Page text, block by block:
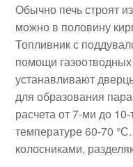
Обычно печь строят
можно в половину
Топливник с
помощи
устанавливают
для образования
расчета от 7-ми до
температуре 60-70
колосниками,